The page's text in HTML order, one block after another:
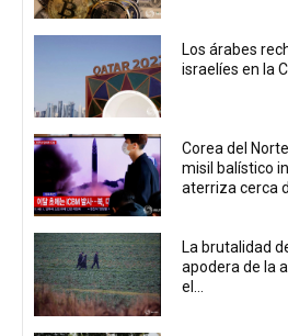
Los árabes
israelíes en la
Corea del
misil balístico
aterriza cerca
La brutalidad
apodera de la
el...